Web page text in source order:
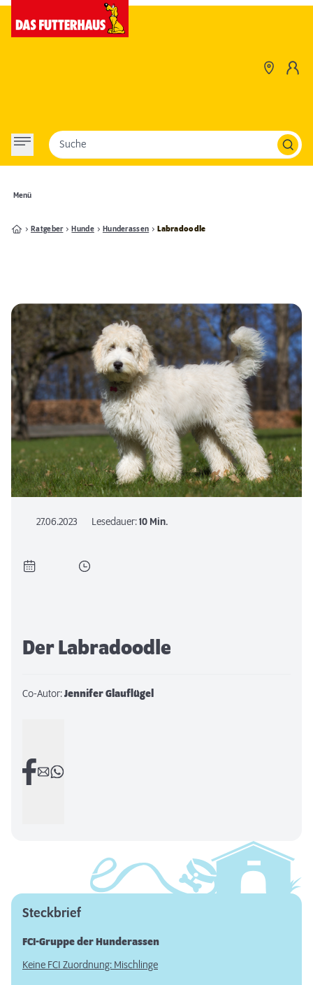
Menü
Suche
Ratgeber Hunde Hunderassen Labradoodle
27.06.2023 Lesedauer:10 Min.
Der Labradoodle
Co-Autor:Jennifer Glauflügel
Steckbrief
FCI-Gruppe der Hunderassen
Keine FCI Zuordnung: Mischlinge